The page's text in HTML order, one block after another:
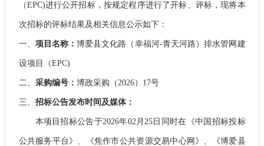
（EPC)进行公开招标，按规定程序进行了开标、评标，现将本
次招标的评标结果及相关信息公示如下：
一、 项目名称：博爱县文化路（幸福河-青天河路）排水管网建
设项目（EPC)
二、 采购编号： 博政采购（2026）17号
三、 招标公告发布时间及媒体：
本项目招标公告于2026年02月25 日同时在《中国招标投标
公共服务平台》、《焦作市公共资源交易中心网 》、《博爱县